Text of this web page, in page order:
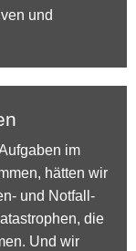
und
im
hätten wir
und Notfall-
die
Und wir